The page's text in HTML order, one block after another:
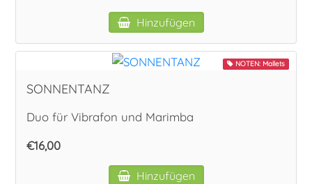
Hinzufügen
NOTEN: Mallets
SONNENTANZ
Duo für Vibrafon und Marimba
€16,00
Hinzufügen